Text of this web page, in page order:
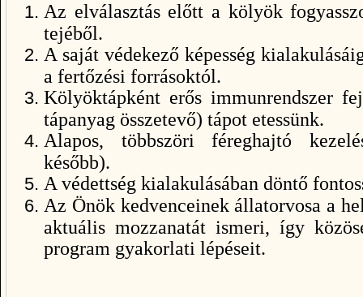
Az elválasztás előtt a kölyök
tejéből.
A saját védekező képesség
a fertőzési forrásoktól.
Kölyöktápként erős immunrendszer
tápanyag összetevő) tápot etessünk.
Alapos, többszöri féreghajtó
később).
A védettség kialakulásában döntő
Az Önök kedvenceinek állatorvosa a
aktuális mozzanatát ismeri, így
program gyakorlati lépéseit.